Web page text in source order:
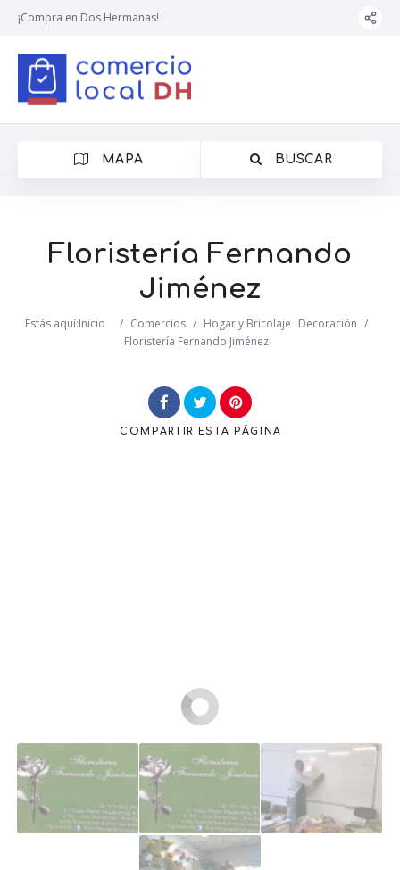
¡Compra en Dos Hermanas!
MAPA BUSCAR
Floristería Fernando
Jiménez
Estás aquí:Inicio / Comercios / Hogar y Bricolaje Decoración /
Floristería Fernando Jiménez
COMPARTIR ESTA PÁGINA